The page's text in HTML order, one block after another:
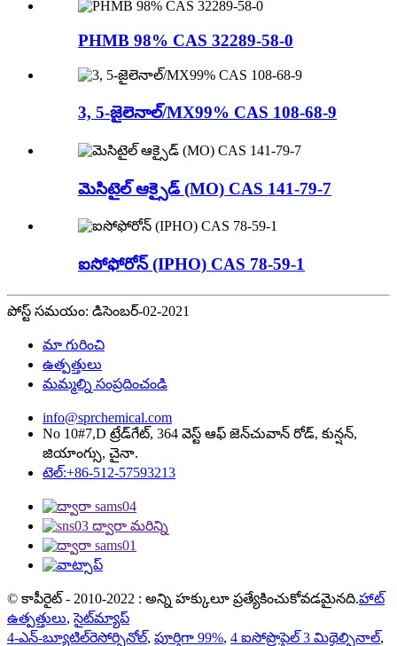
PHMB 98% CAS 32289-58-0
3, 5-జైలెనాల్/MX99% CAS 108-68-9
మెసిటైల్ ఆక్సైడ్ (MO) CAS 141-79-7
ఐసోఫోరోన్ (IPHO) CAS 78-59-1
పోస్ట్ సమయం: డిసెంబర్-02-2021
మా గురించి
ఉత్పత్తులు
మమ్మల్ని సంప్రదించండి
info@sprchemical.com
No 10#7,D ట్రేడ్‌గేట్, 364 వెస్ట్ ఆఫ్ జెన్‌చువాన్ రోడ్, కున్షన్,
జియాంగ్సు, చైనా.
టెల్:+86-512-57593213
© కాపీరైట్ - 2010-2022 : అన్ని హక్కులూ ప్రత్యేకించుకోవడమైనది.హాట్
ఉత్పత్తులు,సైట్‌మ్యాప్
4-ఎన్-బ్యూటిల్‌రెసోర్సినోల్, పూర్తిగా 99%, 4 ఐసోప్రొపైల్ 3 మిథైల్ఫినాల్,